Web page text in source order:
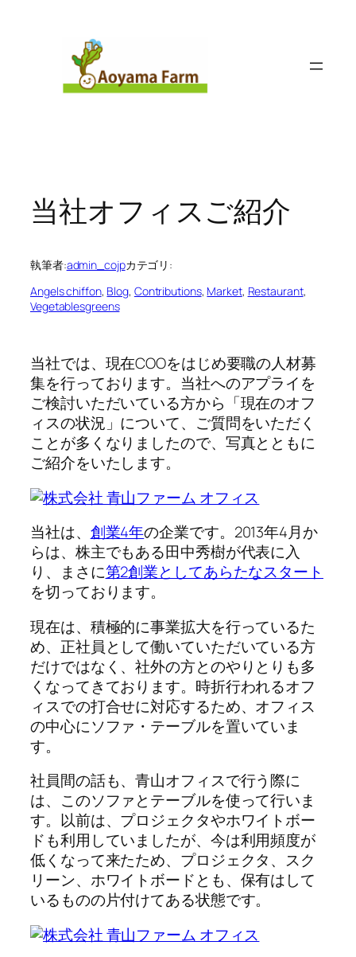
当社オフィスご紹介
執筆者:admin_cojpカテゴリ:
Angels chiffon, Blog, Contributions, Market, Restaurant
Vegetablesgreens
当社では、現在COOをはじめ要職の人材募
集を行っております。当社へのアプライを
ご検討いただいている方から「現在のオフ
ィスの状況」について、ご質問をいただく
ことが多くなりましたので、写真とともに
ご紹介をいたします。
当社は、 創業4年の企業です。2013年4月か
らは、株主でもある田中秀樹が代表に入
り、まさに第2創業としてあらたなスタート
を切っております。
現在は、積極的に事業拡大を行っているた
め、正社員として働いていただいている方
だけではなく、社外の方とのやりとりも多
くなってきております。時折行われるオフ
ィスでの打合せに対応するため、オフィス
の中心にソファ・テーブルを置いていま
す。
社員間の話も、青山オフィスで行う際に
は、このソファとテーブルを使って行いま
す。以前は、プロジェクタやホワイトボー
ドも利用していましたが、今は利用頻度が
低くなって来たため、プロジェクタ、スク
リーン、ホワイトボードとも、保有はして
いるものの片付けてある状態です。